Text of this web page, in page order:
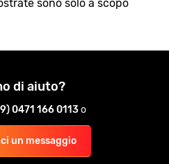
sono solo a scopo
di aiuto?
0471 166 0113o
un messaggio